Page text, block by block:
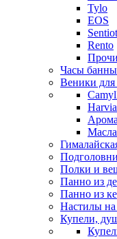
Tylo
EOS
Rento
Часы
Веники для
Полки и
Панно из
Панно из
Настилы
Купели,